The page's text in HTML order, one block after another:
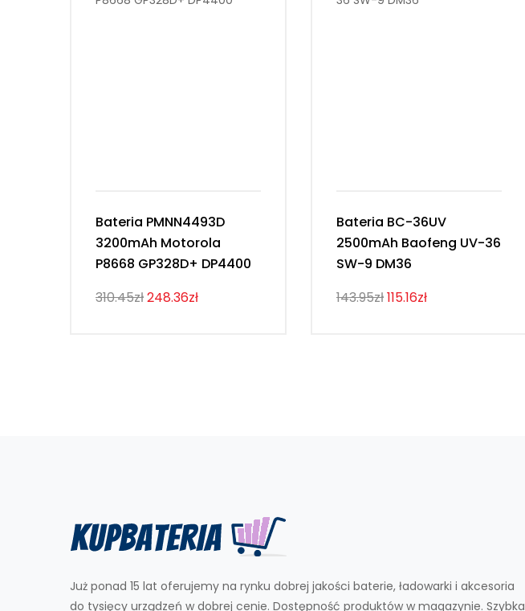
Bateria PMNN4493D
3200mAh Motorola
P8668 GP328D+ DP4400
310.45zł248.36zł
Bateria BC-36UV
2500mAh Baofeng UV-36
SW-9 DM36
143.95zł115.16zł
Już ponad 15 lat oferujemy na rynku dobrej jakości baterie, ładowarki i akcesoria
do tysięcy urządzeń w dobrej cenie. Dostępność produktów w magazynie. Szybka